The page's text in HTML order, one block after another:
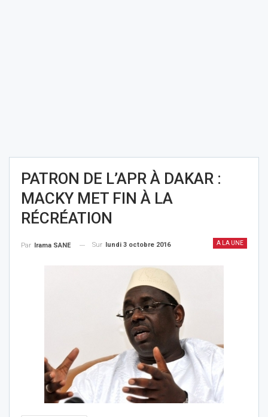
PATRON DE L’APR À DAKAR :
MACKY MET FIN À LA
RÉCRÉATION
A LA UNE
Par Irama SANE Sur lundi 3 octobre 2016